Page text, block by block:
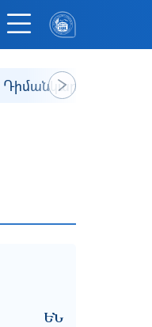
Դիմանկար
Next
ԵՆ